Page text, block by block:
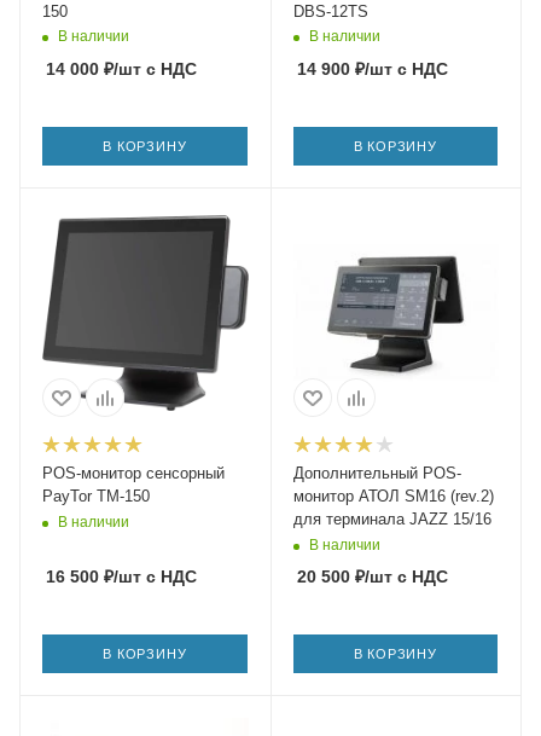
150
В наличии
14 000 ₽/шт с НДС
В КОРЗИНУ
DBS-12TS
В наличии
14 900₽/штс НДС
В КОРЗИНУ
POS-монитор сенсорный
PayTor TM-150
В наличии
16 500 ₽/шт с НДС
В КОРЗИНУ
Дополнительный POS-
монитор АТОЛ SM16 (rev.2)
для терминала JAZZ 15/16
В наличии
20 500₽/штс НДС
В КОРЗИНУ